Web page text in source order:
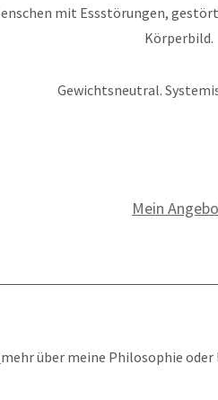
mit Essstörungen,
Körperbild.
Gewichtsneutral.
Mein
mehr über meine Philosophie oder